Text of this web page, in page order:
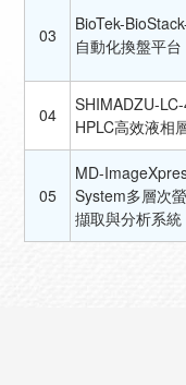
03
BioTek-
自動化換盤平台
04
SHIMADZU-
HPLC高效液相
05
MD-
System多層次
擷取與分析系統